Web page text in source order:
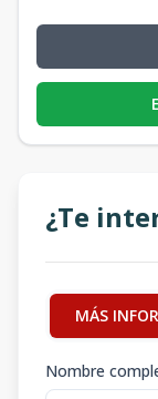
¿Te
MÁS
Nombre